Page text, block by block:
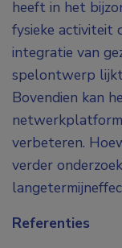
heeft in het
fysieke activiteit
integratie van
spelontwerp lijkt
Bovendien kan
verbeteren.
verder
Referenties